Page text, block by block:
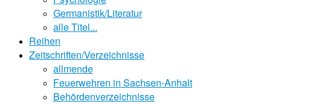
Germanistik/Literatur
alle Titel...
Reihen
Zeitschriften/Verzeichnisse
allmende
Feuerwehren in Sachsen-Anhalt
Behördenverzeichnisse